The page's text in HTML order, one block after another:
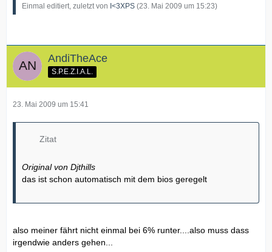
Einmal editiert, zuletzt von I<3XPS (23. Mai 2009 um 15:23)
AndiTheAce
S.P.E.Z.I.A.L.
23. Mai 2009 um 15:41
Zitat
Original von Djthills
das ist schon automatisch mit dem bios geregelt
also meiner fährt nicht einmal bei 6% runter....also muss dass
irgendwie anders gehen...